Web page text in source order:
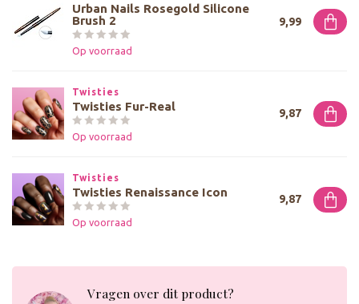
Urban Nails Rosegold Silicone
Brush 2
Op voorraad
9,99
Twisties
Twisties Fur-Real
Op voorraad
9,87
Twisties
Twisties Renaissance Icon
Op voorraad
9,87
Vragen over dit product?